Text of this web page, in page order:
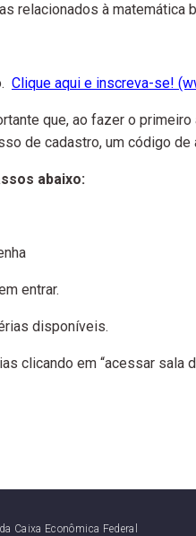
relacionados à
Clique aqui e inscreva-se!
que, ao fazer o
de cadastro, um código
abaixo:
entrar.
disponíveis.
em “acessar sala
Caixa Econômica Federal